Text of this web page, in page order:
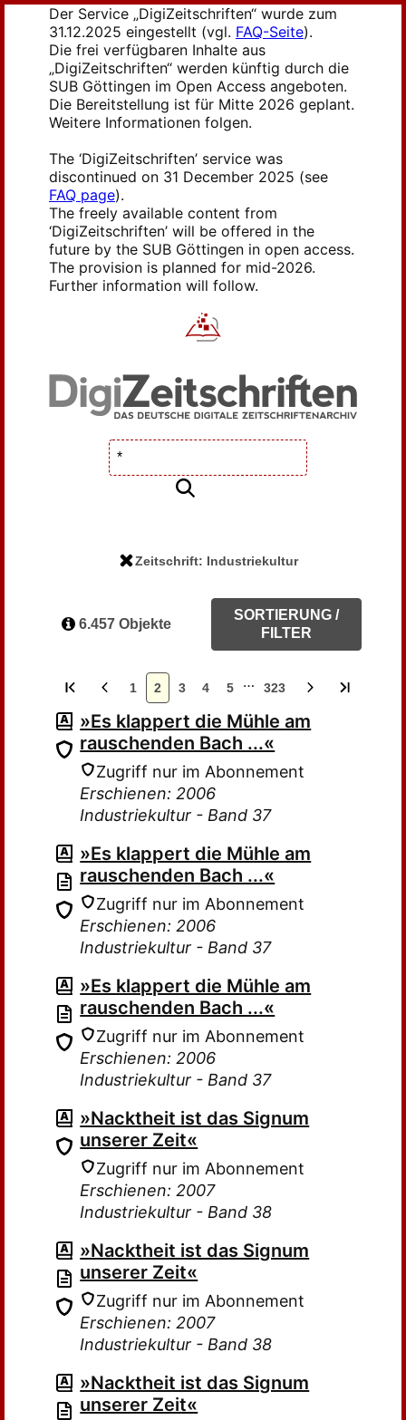
Der Service „DigiZeitschriften“ wurde zum
31.12.2025 eingestellt (vgl. FAQ-Seite).
Die frei verfügbaren Inhalte aus
„DigiZeitschriften“ werden künftig durch die
SUB Göttingen im Open Access angeboten.
Die Bereitstellung ist für Mitte 2026 geplant.
Weitere Informationen folgen.
The ‘DigiZeitschriften’ service was
discontinued on 31 December 2025 (see
FAQ page).
The freely available content from
‘DigiZeitschriften’ will be offered in the
future by the SUB Göttingen in open access.
The provision is planned for mid-2026.
Further information will follow.
Zeitschrift: Industriekultur
6.457 Objekte
SORTIERUNG /
FILTER
1 2 3 4 5 … 323
»Es klappert die Mühle am
rauschenden Bach ...«
Zugriff nur im Abonnement
Erschienen: 2006
Industriekultur - Band 37
»Es klappert die Mühle am
rauschenden Bach ...«
Zugriff nur im Abonnement
Erschienen: 2006
Industriekultur - Band 37
»Es klappert die Mühle am
rauschenden Bach ...«
Zugriff nur im Abonnement
Erschienen: 2006
Industriekultur - Band 37
»Nacktheit ist das Signum
unserer Zeit«
Zugriff nur im Abonnement
Erschienen: 2007
Industriekultur - Band 38
»Nacktheit ist das Signum
unserer Zeit«
Zugriff nur im Abonnement
Erschienen: 2007
Industriekultur - Band 38
»Nacktheit ist das Signum
unserer Zeit«